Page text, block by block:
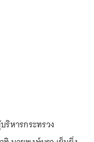
หารกระทรวง